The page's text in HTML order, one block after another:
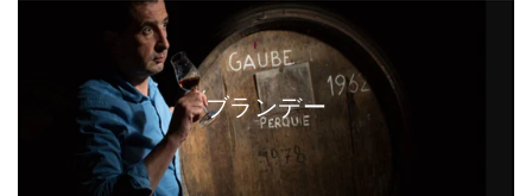
ブランデー